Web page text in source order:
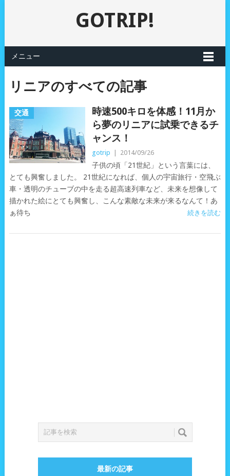
GOTRIP!
メニュー
リニアのすべての記事
交通
時速500キロを体感！11月か
ら夢のリニアに試乗できるチ
ャンス！
gotrip 2014/09/26
子供の頃「21世紀」という言葉には、
とても興奮しました。 21世紀になれば、個人の宇宙旅行・空飛ぶ
車・透明のチューブの中を走る超高速列車など、未来を想像して
描かれた絵にとても興奮し、こんな素敵な未来が来るなんて！あ
ぁ待ち
続きを読む
最新の記事